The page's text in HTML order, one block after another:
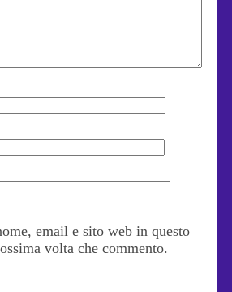
email e sito web in questo
volta che commento.